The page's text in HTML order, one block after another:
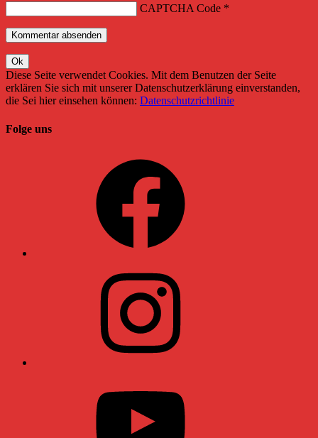
CAPTCHA Code *
Diese Seite verwendet Cookies. Mit dem Benutzen der Seite
erklären Sie sich mit unserer Datenschutzerklärung einverstanden,
die Sei hier einsehen können: Datenschutzrichtlinie
Folge uns